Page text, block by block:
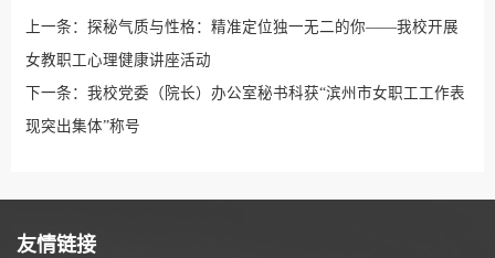
上一条： 探秘气质与性格：精准定位独一无二的你——我校开展
女教职工心理健康讲座活动
下一条： 我校党委（院长）办公室秘书科获“滨州市女职工工作表
现突出集体”称号
友情链接